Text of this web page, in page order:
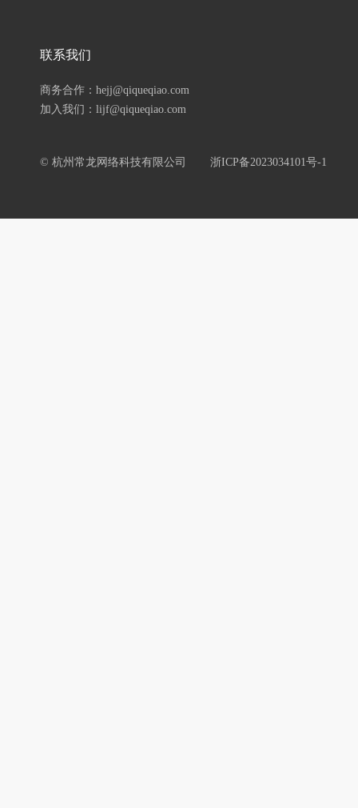
联系我们
商务合作：hejj@qiqueqiao.com
加入我们：lijf@qiqueqiao.com
© 杭州常龙网络科技有限公司 浙ICP备2023034101号-1